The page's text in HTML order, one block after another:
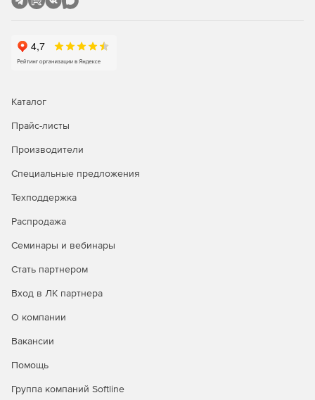
Каталог
Прайс-листы
Производители
Специальные предложения
Техподдержка
Распродажа
Семинары и вебинары
Стать партнером
Вход в ЛК партнера
О компании
Вакансии
Помощь
Группа компаний Softline